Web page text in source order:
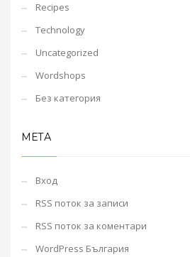
Recipes
Technology
Uncategorized
Wordshops
Без категория
МЕТА
Вход
RSS поток за записи
RSS поток за коментари
WordPress България